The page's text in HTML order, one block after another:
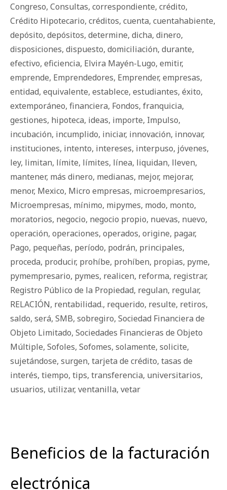
Congreso, Consultas, correspondiente, crédito,
Crédito Hipotecario, créditos, cuenta, cuentahabiente,
depósito, depósitos, determine, dicha, dinero,
disposiciones, dispuesto, domiciliación, durante,
efectivo, eficiencia, Elvira Mayén-Lugo, emitir,
emprende, Emprendedores, Emprender, empresas,
entidad, equivalente, establece, estudiantes, éxito,
extemporáneo, financiera, Fondos, franquicia,
gestiones, hipoteca, ideas, importe, Impulso,
incubación, incumplido, iniciar, innovación, innovar,
instituciones, intento, intereses, interpuso, jóvenes,
ley, limitan, límite, límites, línea, liquidan, lleven,
mantener, más dinero, medianas, mejor, mejorar,
menor, Mexico, Micro empresas, microempresarios,
Microempresas, mínimo, mipymes, modo, monto,
moratorios, negocio, negocio propio, nuevas, nuevo,
operación, operaciones, operados, origine, pagar,
Pago, pequeñas, período, podrán, principales,
proceda, producir, prohíbe, prohíben, propias, pyme,
pymempresario, pymes, realicen, reforma, registrar,
Registro Público de la Propiedad, regulan, regular,
RELACIÓN, rentabilidad., requerido, resulte, retiros,
saldo, será, SMB, sobregiro, Sociedad Financiera de
Objeto Limitado, Sociedades Financieras de Objeto
Múltiple, Sofoles, Sofomes, solamente, solicite,
sujetándose, surgen, tarjeta de crédito, tasas de
interés, tiempo, tips, transferencia, universitarios,
usuarios, utilizar, ventanilla, vetar
Beneficios de la facturación
electrónica